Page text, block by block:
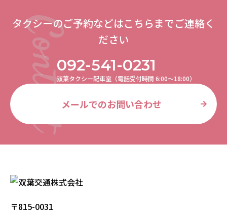
タクシーのご予約などはこちらまでご連絡く
ださい
092-541-0231
双葉タクシー配車室（電話受付時間 6:00〜18:00）
メールでのお問い合わせ
〒815-0031